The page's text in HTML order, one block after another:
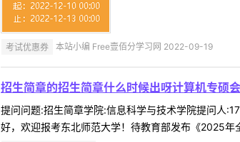
考试优惠券 本站小编 Free壹佰分学习网 2022-09-19
招生简章的招生简章什么时候出呀计算机专硕
提问问题:招生简章学院:信息科学与技术学院提问人
好，欢迎报考东北师范大学！待教育部发布《2025